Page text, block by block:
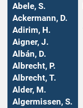
Abele, S.
Ackermann, D.
Adirim, H.
Aigner, J.
Albán, D.
Albrecht, P.
Albrecht, T.
Alder, M.
Algermissen, S.